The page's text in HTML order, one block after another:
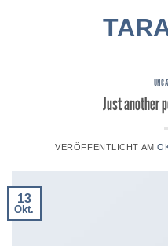
Just another
VERÖFFENTLICHT AM
13
Okt.